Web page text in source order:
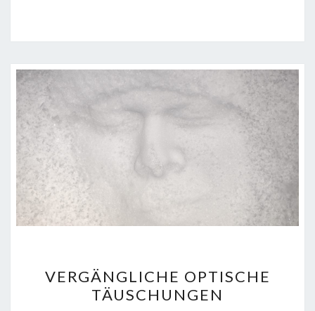
OPTISCHE
TÄUSCHUNGEN
VERGÄNGLICHE OPTISCHE
TÄUSCHUNGEN